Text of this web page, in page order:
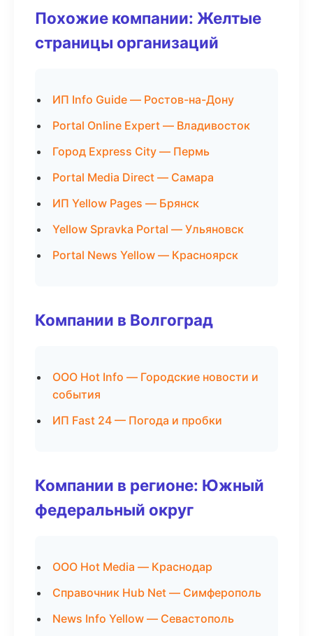
Похожие компании: Желтые
страницы организаций
ИП Info Guide — Ростов-на-Дону
Portal Online Expert — Владивосток
Город Express City — Пермь
Portal Media Direct — Самара
ИП Yellow Pages — Брянск
Yellow Spravka Portal — Ульяновск
Portal News Yellow — Красноярск
Компании в Волгоград
ООО Hot Info — Городские новости и
события
ИП Fast 24 — Погода и пробки
Компании в регионе: Южный
федеральный округ
ООО Hot Media — Краснодар
Справочник Hub Net — Симферополь
News Info Yellow — Севастополь